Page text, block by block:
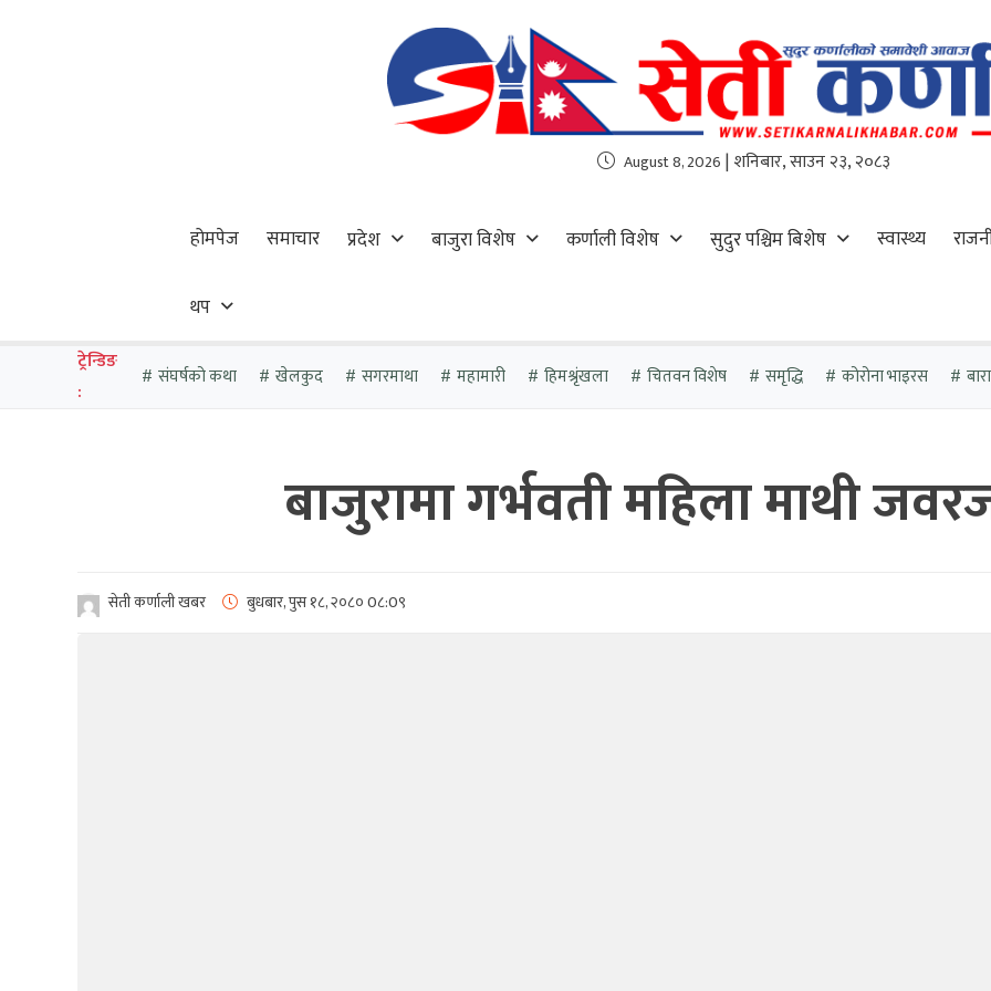
August 8, 2026 | शनिबार, साउन २३, २०८३
होमपेज समाचार प्रदेश बाजुरा विशेष कर्णाली विशेष सुदुर पश्चिम बिशेष स्वास्थ्य
थप
ट्रेन्डिङ
:
संघर्षको कथा खेलकुद सगरमाथा महामारी हिमश्रृंखला चितवन विशेष समृद्धि कोरोना भाइरस
बाजुरामा गर्भवती महिला माथी
सेती कर्णाली खबर बुधबार, पुस १८, २०८०0८:0९